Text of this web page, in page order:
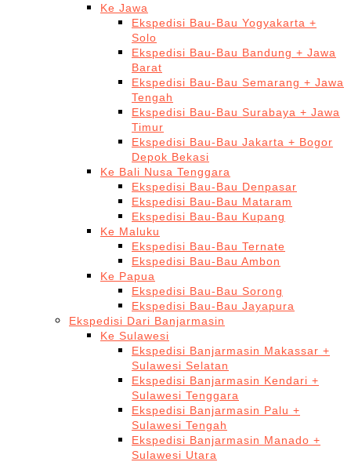
Ke Jawa
Ekspedisi Bau-Bau Yogyakarta +
Solo
Ekspedisi Bau-Bau Bandung + Jawa
Barat
Ekspedisi Bau-Bau Semarang + Jawa
Tengah
Ekspedisi Bau-Bau Surabaya + Jawa
Timur
Ekspedisi Bau-Bau Jakarta + Bogor
Depok Bekasi
Ke Bali Nusa Tenggara
Ekspedisi Bau-Bau Denpasar
Ekspedisi Bau-Bau Mataram
Ekspedisi Bau-Bau Kupang
Ke Maluku
Ekspedisi Bau-Bau Ternate
Ekspedisi Bau-Bau Ambon
Ke Papua
Ekspedisi Bau-Bau Sorong
Ekspedisi Bau-Bau Jayapura
Ekspedisi Dari Banjarmasin
Ke Sulawesi
Ekspedisi Banjarmasin Makassar +
Sulawesi Selatan
Ekspedisi Banjarmasin Kendari +
Sulawesi Tenggara
Ekspedisi Banjarmasin Palu +
Sulawesi Tengah
Ekspedisi Banjarmasin Manado +
Sulawesi Utara